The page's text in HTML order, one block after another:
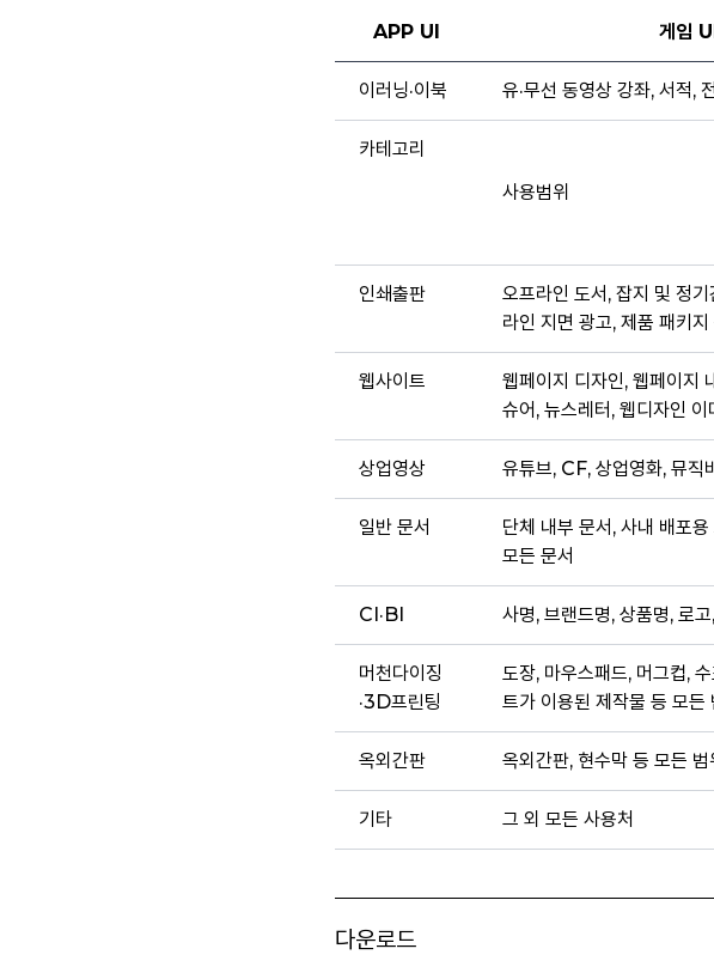
APP UI 게임
이러닝·이북 유·무선 동영상 강좌, 서적,
카테고리
사용범위
인쇄출판
오프라인 도서, 잡지 및 정
라인 지면 광고, 제품 패키
웹사이트
웹페이지 디자인, 웹페이지
슈어, 뉴스레터, 웹디자인
상업영상 유튜브, CF, 상업영화, 뮤직
일반 문서
단체 내부 문서, 사내 배포
모든 문서
CI·BI 사명, 브랜드명, 상품명, 로
머천다이징
·3D프린팅
도장, 마우스패드, 머그컵,
트가 이용된 제작물 등 모든
옥외간판 옥외간판, 현수막 등 모든 범
기타 그 외 모든 사용처
다운로드